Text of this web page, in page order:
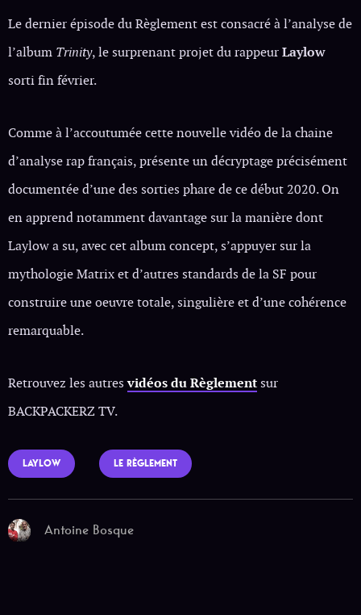
Le dernier épisode du Règlement est consacré à l’analyse de
l’album Trinity, le surprenant projet du rappeurLaylow
sorti fin février.
Comme à l’accoutumée cette nouvelle vidéo de la chaine
d’analyse rap français, présente un décryptage précisément
documentée d’une des sorties phare de ce début 2020. On
en apprend notamment davantage sur la manière dont
Laylow a su, avec cet album concept, s’appuyer sur la
mythologie Matrix et d’autres standards de la SF pour
construire une oeuvre totale, singulière et d’une cohérence
remarquable.
Retrouvez les autresvidéos du Règlement sur
BACKPACKERZ TV.
LAYLOW LE RÈGLEMENT
Antoine Bosque